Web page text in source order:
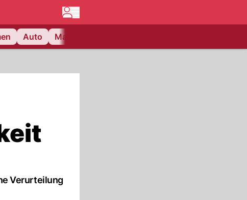
Auto Matchcenter
Verurteilung